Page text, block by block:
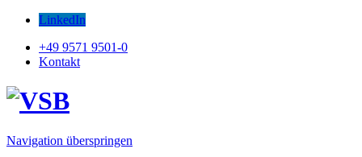
LinkedIn
+49 9571 9501-0
Kontakt
Navigation überspringen